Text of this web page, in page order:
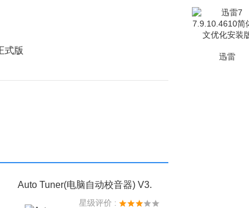
Auto Tuner(电脑自动校音器) V3.
星级评价 :
迅雷